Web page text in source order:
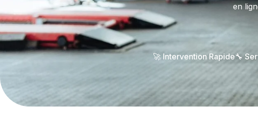
en
🚀 Intervention Rapide🔧